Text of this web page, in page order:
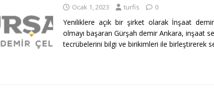
Ocak 1, 2023 turfis 0
Yeniliklere açık bir şirket olarak İnşaat
olmayı başaran Gürşah demir Ankara, inşaat
tecrübelerini bilgi ve birikimleri ile birleştirerek